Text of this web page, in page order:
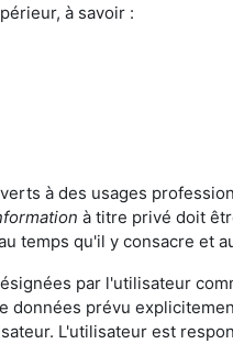
à savoir :
à des usages
à titre privé doit
temps qu'il y consacre et
par l'utilisateur
prévu
L'utilisateur est